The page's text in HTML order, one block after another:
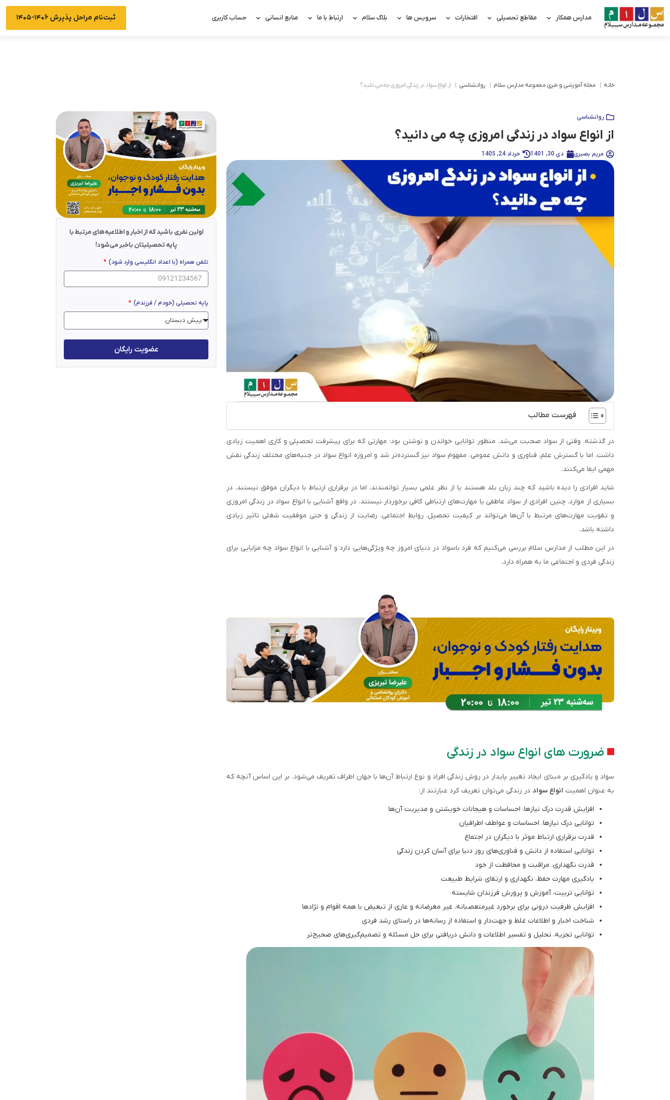
مدارس همکار مقاطع تحصیلی افتخارات سرویس ها بلاگ سلام ارتباط با ما منابع انسانی حساب کاربری ثبت‌نام مراحل پذیرش ۱۴۰۶-۱۴۰۵
خانه مجله آموزشی و خبری مجموعه مدارس سلام روانشناسی از انواع سواد در زندگی امروزی چه می دانید؟
روانشناسی
از انواع سواد در زندگی امروزی چه می دانید؟
مریم بصیری دی 30, 1401 خرداد 24, 1405
فهرست مطالب
در گذشته، وقتی از سواد صحبت می‌شد، منظور توانایی خواندن و نوشتن بود؛ مهارتی که برای پیشرفت تحصیلی و کاری اهمیت زیادی
داشت. اما با گسترش علم، فناوری و دانش عمومی، مفهوم سواد نیز گسترده‌تر شد و امروزه انواع سواد در جنبه‌های مختلف زندگی نقش
مهمی ایفا می‌کنند.
شاید افرادی را دیده باشید که چند زبان بلد هستند یا از نظر علمی بسیار توانمندند، اما در برقراری ارتباط با دیگران موفق نیستند. در
بسیاری از موارد، چنین افرادی از سواد عاطفی یا مهارت‌های ارتباطی کافی برخوردار نیستند. در واقع آشنایی با انواع سواد در زندگی امروزی
و تقویت مهارت‌های مرتبط با آن‌ها می‌تواند بر کیفیت تحصیل، روابط اجتماعی، رضایت از زندگی و حتی موفقیت شغلی تاثیر زیادی
داشته باشد.
در این مطلب از مدارس سلام بررسی می‌کنیم که فرد باسواد در دنیای امروز چه ویژگی‌هایی دارد و آشنایی با انواع سواد چه مزایایی برای
زندگی فردی و اجتماعی ما به همراه دارد.
ضرورت های انواع سواد در زندگی
سواد و یادگیری بر مبنای ایجاد تغییر پایدار در روش زندگی افراد و نوع ارتباط آن‌ها با جهان اطراف تعریف می‌شود. بر این اساس آنچه که
به عنوان اهمیت انواع سواد در زندگی می‌توان تعریف کرد عبارتند از:
افزایش قدرت درک نیازها، احساسات و هیجانات خویشتن و مدیریت آن‌ها
توانایی درک نیازها، احساسات و عواطف اطرافیان
قدرت برقراری ارتباط موثر با دیگران در اجتماع
توانایی استفاده از دانش و فناوری‌های روز دنیا برای آسان کردن زندگی
قدرت نگهداری، مراقبت و محافظت از خود
یادگیری مهارت حفظ، نگهداری و ارتقای شرایط طبیعت
توانایی تربیت، آموزش و پرورش فرزندان شایسته
افزایش ظرفیت درونی برای برخورد غیرمتعصبانه، غیر مغرضانه و عاری از تبعیض با همه اقوام و نژادها
شناخت اخبار و اطلاعات غلط و جهت‌دار و استفاده از رسانه‌ها در راستای رشد فردی
توانایی تجزیه، تحلیل و تفسیر اطلاعات و دانش دریافتی برای حل مسئله و تصمیم‌گیری‌های صحیح‌تر
اولین نفری باشید که از اخبار و اطلاعیه‌های مرتبط با
پایه تحصیلیتان باخبر می‌شود!
تلفن همراه (با اعداد انگلیسی وارد شود)
پایه تحصیلی (خودم / فرزندم)
عضویت رایگان